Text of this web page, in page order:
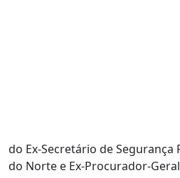
do Ex-Secretário de Segurança
do Norte e Ex-Procurador-